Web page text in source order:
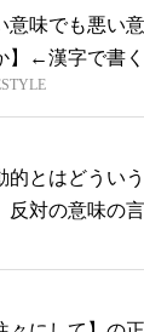
意味でも悪い
】←漢字で書
的とはどうい
反対の意味の